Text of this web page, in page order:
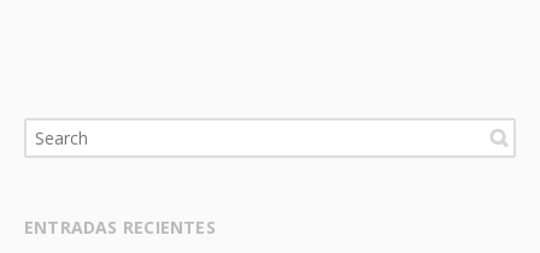
ENTRADAS RECIENTES